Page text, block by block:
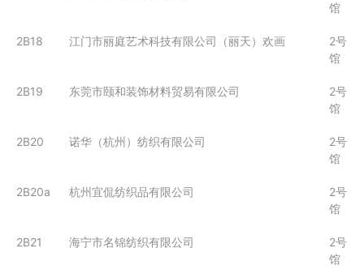
馆
2B18 江门市丽庭艺术科技有限公司（丽天）欢画
2号
馆
2B19 东莞市颐和装饰材料贸易有限公司
2号
馆
2B20 诺华（杭州）纺织有限公司
2号
馆
2B20a 杭州宜侃纺织品有限公司
2号
馆
2B21 海宁市名锦纺织有限公司
2号
馆